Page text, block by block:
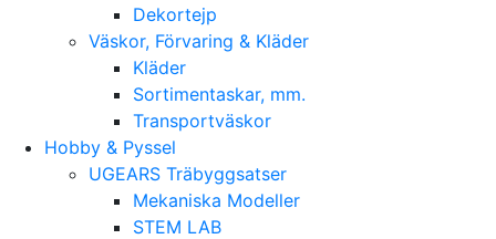
Dekortejp
Väskor, Förvaring & Kläder
Kläder
Sortimentaskar, mm.
Transportväskor
Hobby & Pyssel
UGEARS Träbyggsatser
Mekaniska Modeller
STEM LAB